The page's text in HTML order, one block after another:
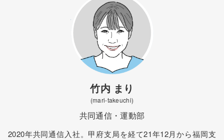
竹内 まり
(mari-takeuchi)
共同通信・運動部
2020年共同通信入社。甲府支局を経て21年12月から福岡支